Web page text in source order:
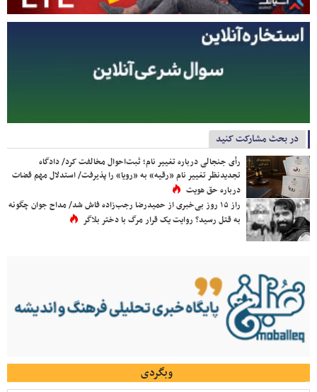
در بحث مشارکت کنید
رأی جنجالی درباره تغییر نام؛ ثبت‌احوال مخالفت کرد/ دادگاه
تجدیدنظر تغییر نام «رقیه» به «رویا» را پذیرفت/ استدلال مهم قضات
درباره حق هویت
راز ۱۵ روز بی‌خبری از حمیدرضا رجب‌زاده فاش شد/ مداح جوان چگونه
به قتل رسید؟ روایت یک قرار مرگ با دختر بلاگر
وبگردی